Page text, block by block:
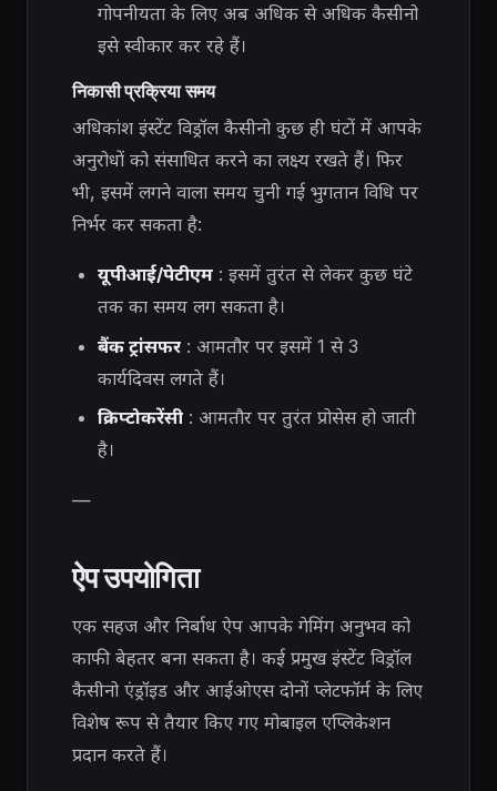
गोपनीयता के लिए अब अधिक से अधिक कैसीनो
इसे स्वीकार कर रहे हैं।
निकासी प्रक्रिया समय
अधिकांश इंस्टेंट विड्रॉल कैसीनो कुछ ही घंटों में आपके
अनुरोधों को संसाधित करने का लक्ष्य रखते हैं। फिर
भी, इसमें लगने वाला समय चुनी गई भुगतान विधि पर
निर्भर कर सकता है:
यूपीआई/पेटीएम: इसमें तुरंत से लेकर कुछ घंटे
तक का समय लग सकता है।
बैंक ट्रांसफर: आमतौर पर इसमें 1 से 3
कार्यदिवस लगते हैं।
क्रिप्टोकरेंसी: आमतौर पर तुरंत प्रोसेस हो जाती
है।
—
ऐप उपयोगिता
एक सहज और निर्बाध ऐप आपके गेमिंग अनुभव को
काफी बेहतर बना सकता है। कई प्रमुख इंस्टेंट विड्रॉल
कैसीनो एंड्रॉइड और आईओएस दोनों प्लेटफॉर्म के लिए
विशेष रूप से तैयार किए गए मोबाइल एप्लिकेशन
प्रदान करते हैं।